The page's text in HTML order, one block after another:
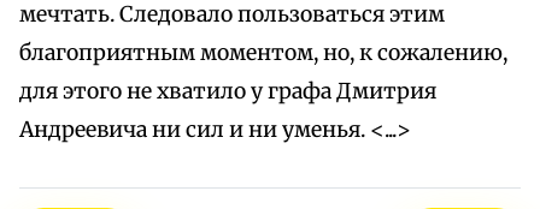
мечтать. Следовало пользоваться этим
благоприятным моментом, но, к сожалению,
для этого не хватило у графа Дмитрия
Андреевича ни сил и ни уменья. <...>